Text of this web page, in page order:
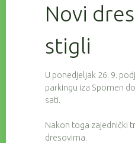
Novi
stigli
U ponedjeljak 26. 9.
parkingu iza Spomen
sati.
Nakon toga zajednički
dresovima.